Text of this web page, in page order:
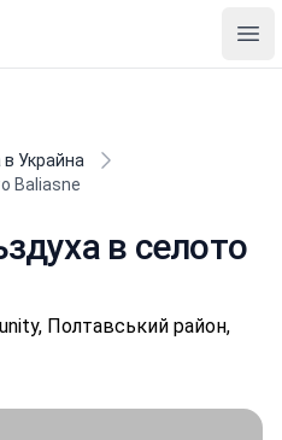
Украйна
Baliasne
в селото
Полтавський район,